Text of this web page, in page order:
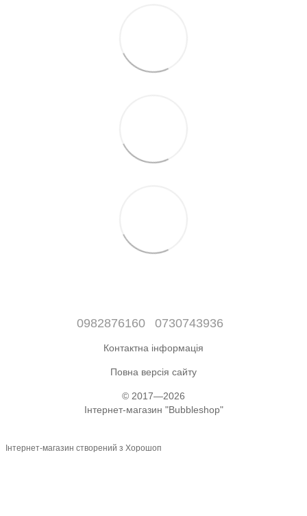
0982876160 0730743936
Контактна інформація
Повна версія сайту
© 2017—2026
Інтернет-магазин "Bubbleshop"
Інтернет-магазин створений з Хорошоп